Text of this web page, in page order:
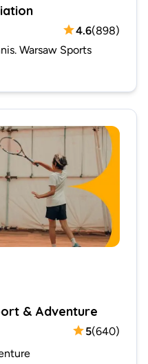
4.6(898)
Warsaw Sports
& Adventure
5(640)